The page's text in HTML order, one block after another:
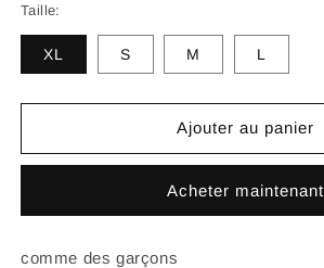
Taille:
XL S M L
Ajouter au panier
Acheter maintenant
comme des garçons